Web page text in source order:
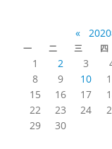
«
一 二 三 四
1 2 3
8
9 10
15
16 17
22
23 24
29
30